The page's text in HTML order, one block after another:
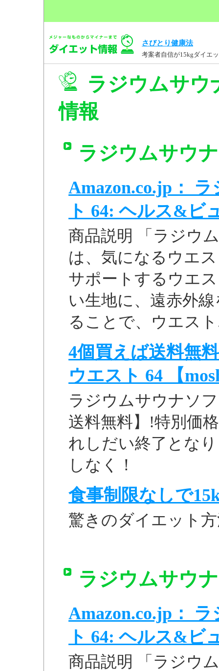
さびとり健康法
考案者自信が15kgダイエ
ラジウムサウ
情報
ラジウムサウ
Amazon.co.jp：
ト 64: ヘルス&ビ
商品説明 「ラジウ
は、気になるウエ
サポートするウエ
い生地に、遠赤外
ることで、ウエス
4個買えば送料無
ウエスト 64 【
ラジウムサウナソ
送料無料】!特別価
れしだい終了とな
しなく！
食事制限なしで
驚きのダイエット
ラジウムサウ
Amazon.co.jp：
ト 64: ヘルス&ビ
商品説明 「ラジウ